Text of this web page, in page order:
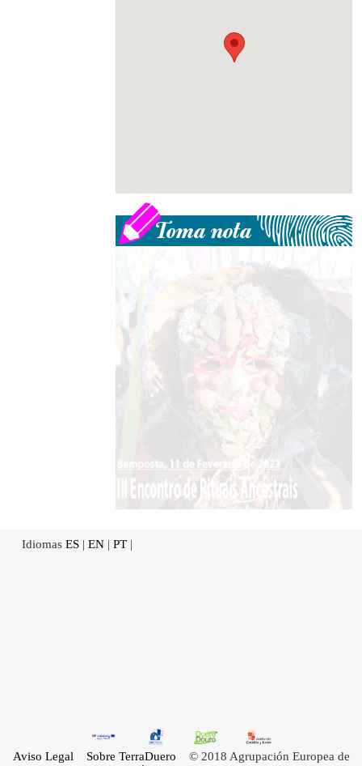
Idiomas ES | EN | PT |
Aviso Legal Sobre TerraDuero © 2018 Agrupación Europea de